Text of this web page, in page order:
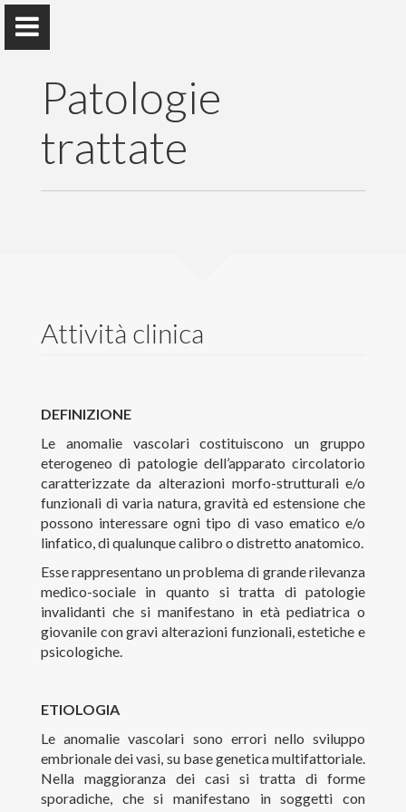
Francesco Stillo
Attività scientifica
Congressi organizzati
Pubblicazioni significative
Contatti
Tutti i diritti riservati
Patologie
trattate
Attività clinica
DEFINIZIONE
Le anomalie vascolari costituiscono un gruppo
eterogeneo di patologie dell’apparato circolatorio
caratterizzate da alterazioni morfo-strutturali e/o
funzionali di varia natura, gravità ed estensione che
possono interessare ogni tipo di vaso ematico e/o
linfatico, di qualunque calibro o distretto anatomico.
Esse rappresentano un problema di grande rilevanza
medico-sociale in quanto si tratta di patologie
invalidanti che si manifestano in età pediatrica o
giovanile con gravi alterazioni funzionali, estetiche e
psicologiche.
ETIOLOGIA
Le anomalie vascolari sono errori nello sviluppo
embrionale dei vasi, su base genetica multifattoriale.
Nella maggioranza dei casi si tratta di forme
sporadiche, che si manifestano in soggetti con